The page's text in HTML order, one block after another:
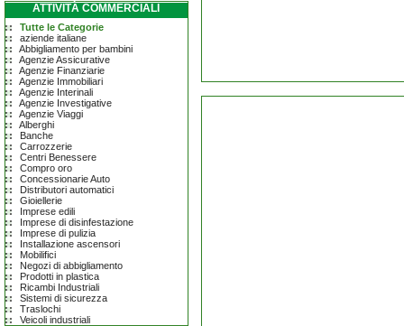
ATTIVITÀ COMMERCIALI
Tutte le Categorie
aziende italiane
Abbigliamento per bambini
Agenzie Assicurative
Agenzie Finanziarie
Agenzie Immobiliari
Agenzie Interinali
Agenzie Investigative
Agenzie Viaggi
Alberghi
Banche
Carrozzerie
Centri Benessere
Compro oro
Concessionarie Auto
Distributori automatici
Gioiellerie
Imprese edili
Imprese di disinfestazione
Imprese di pulizia
Installazione ascensori
Mobilifici
Negozi di abbigliamento
Prodotti in plastica
Ricambi Industriali
Sistemi di sicurezza
Traslochi
Veicoli industriali